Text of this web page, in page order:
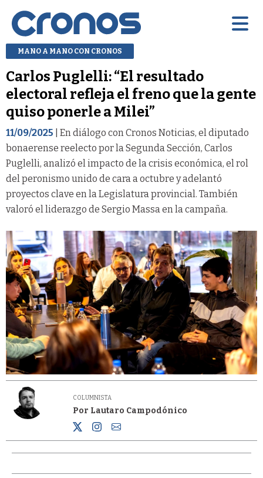
MANO A MANO CON CRONOS
Carlos Puglelli: “El resultado
electoral refleja el freno que la gente
quiso ponerle a Milei”
11/09/2025 | En diálogo con Cronos Noticias, el diputado
bonaerense reelecto por la Segunda Sección, Carlos
Puglelli, analizó el impacto de la crisis económica, el rol
del peronismo unido de cara a octubre y adelantó
proyectos clave en la Legislatura provincial. También
valoró el liderazgo de Sergio Massa en la campaña.
COLUMNISTA
Por Lautaro Campodónico